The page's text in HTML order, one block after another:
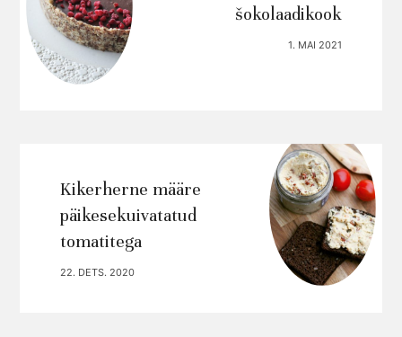
šokolaadikook
1. MAI 2021
Kikerherne määre
päikesekuivatatud
tomatitega
22. DETS. 2020